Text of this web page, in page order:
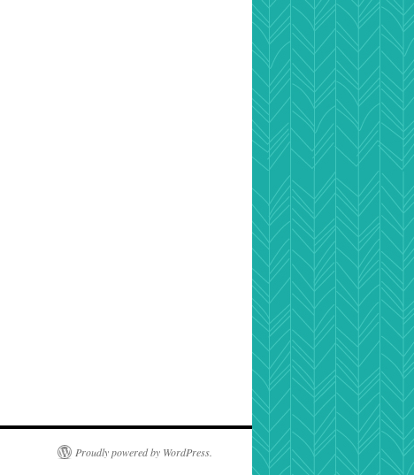
Proudly powered by WordPress.